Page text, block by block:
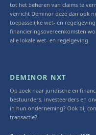
tot het beheren van claims te
verricht Deminor deze dan ook
toepasselijke wet- en
financieringsovereenkomsten
alle lokale wet- en regelgeving.
DEMINOR NXT
Op zoek naar juridische en
bestuurders, investeerders en
in hun onderneming? Ook bij
transactie?